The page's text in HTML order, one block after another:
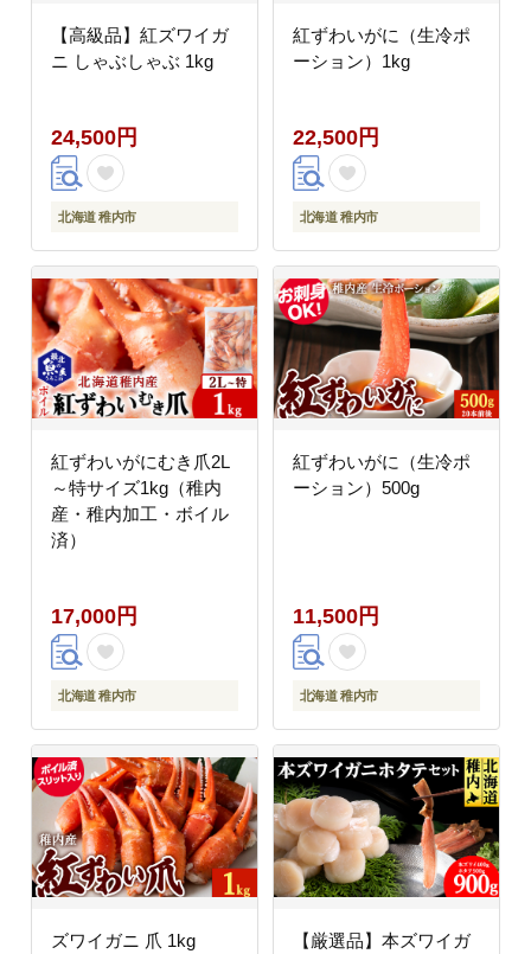
【高級品】紅ズワイガ
ニ しゃぶしゃぶ 1kg
24,500円
北海道 稚内市
紅ずわいがに（生冷ポ
ーション）1kg
22,500円
北海道 稚内市
紅ずわいがにむき爪2L
～特サイズ1kg（稚内
産・稚内加工・ボイル
済）
17,000円
北海道 稚内市
紅ずわいがに（生冷ポ
ーション）500g
11,500円
北海道 稚内市
ズワイガニ 爪 1kg
【厳選品】本ズワイガ